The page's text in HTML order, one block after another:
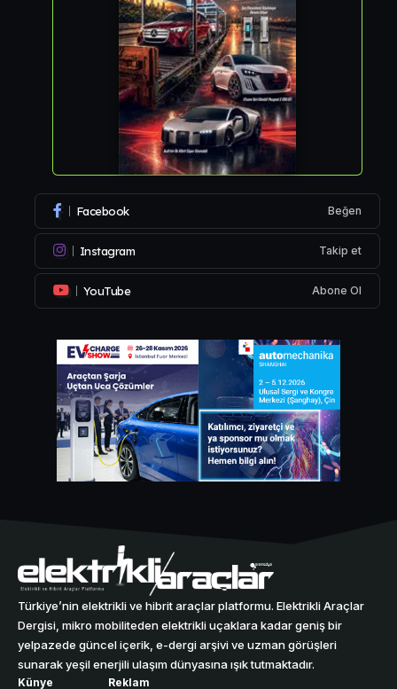
Facebook Beğen
Instagram Takip et
YouTube Abone Ol
Türkiye’nin elektrikli ve hibrit araçlar platformu. Elektrikli Araçlar
Dergisi, mikro mobiliteden elektrikli uçaklara kadar geniş bir
yelpazede güncel içerik, e-dergi arşivi ve uzman görüşleri
sunarak yeşil enerjili ulaşım dünyasına ışık tutmaktadır.
Künye Reklam